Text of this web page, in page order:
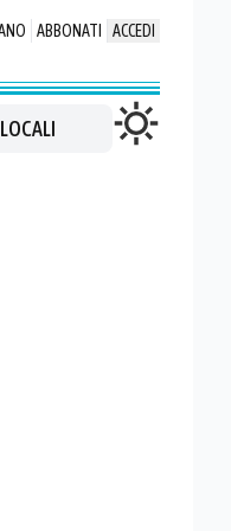
ABBONATI ACCEDI